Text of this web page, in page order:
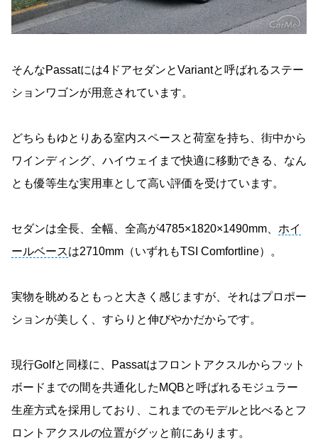
そんなPassatには4ドアセダンとVariantと呼ばれるステー
ションワゴンが用意されています。
どちらもゆとりある室内スペースと荷室を持ち、街中から
ワインディング、ハイウェイまで快適に移動できる、なん
とも優等生な実用車として高い評価を受けています。
セダンは全長、全幅、全高が4785×1820×1490mm、 ホイ
ールベースは2710mm（いずれもTSI Comfortline）。
実物を眺めるともっと大きく感じますが、それはプロポー
ションが美しく、すらりと伸びやかだからです。
現行Golfと同様に、Passatはフロントアクスルからフット
ボードまでの間を共通化したMQBと呼ばれるモジュラー
生産方式を採用しており、これまでのモデルと比べるとフ
ロントアクスルの位置がグッと前にあります。